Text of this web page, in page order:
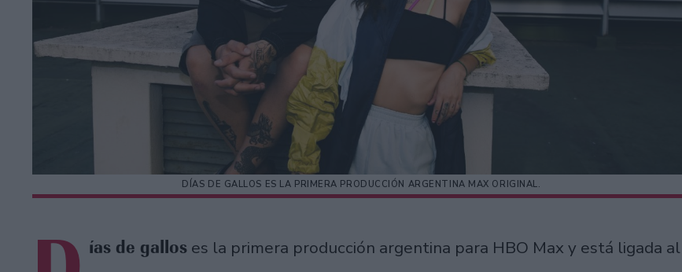
DÍAS DE GALLOS ES LA PRIMERA PRODUCCIÓN ARGENTINA MAX ORIGINAL.
ías de gallos es la primera producción argentina para HBO Max y está ligada al